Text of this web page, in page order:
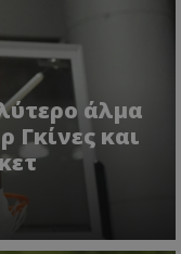
άλμα
Γκίνες και